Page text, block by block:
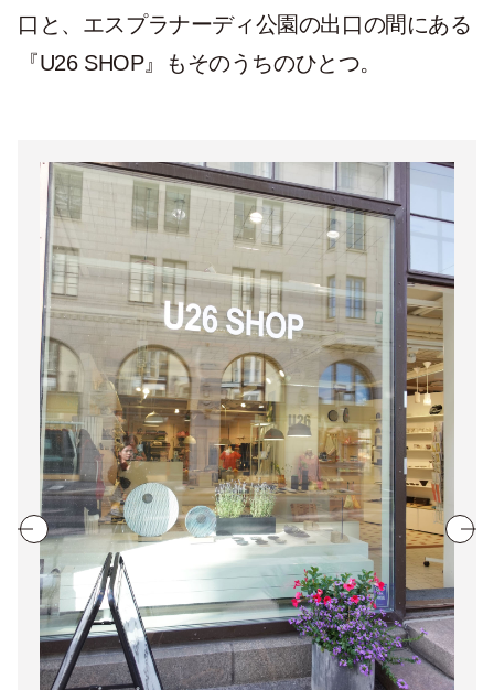
口と、エスプラナーディ公園の出口の間にある
『U26 SHOP』もそのうちのひとつ。